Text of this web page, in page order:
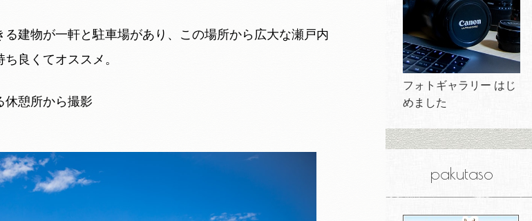
建物が一軒と駐車場があり、この場所から広大な瀬戸内
良くてオススメ。
休憩所から撮影
フォトギャラリー はじ
めました
pakutaso